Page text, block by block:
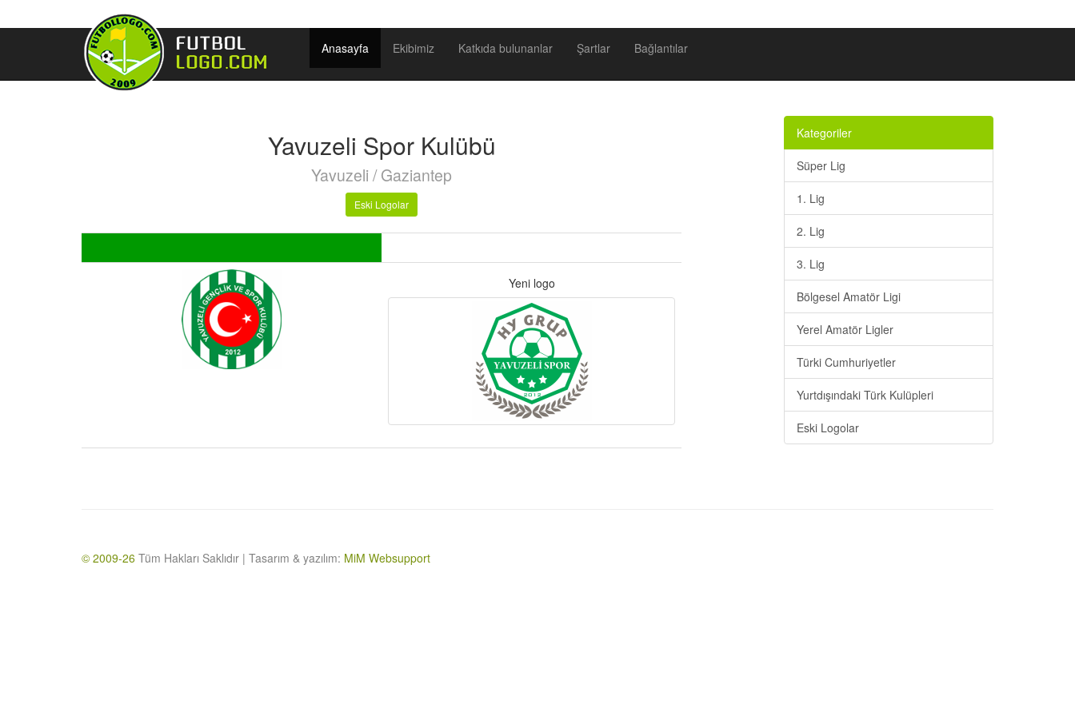
Anasayfa Ekibimiz Katkıda bulunanlar Şartlar Bağlantılar
Yavuzeli Spor Kulübü
Yavuzeli / Gaziantep
Eski Logolar
Yeni logo
Kategoriler
Süper Lig
1. Lig
2. Lig
3. Lig
Bölgesel Amatör Ligi
Yerel Amatör Ligler
Türki Cumhuriyetler
Yurtdışındaki Türk Kulüpleri
Eski Logolar
© 2009-26 Tüm Hakları Saklıdır | Tasarım & yazılım: MiM Websupport